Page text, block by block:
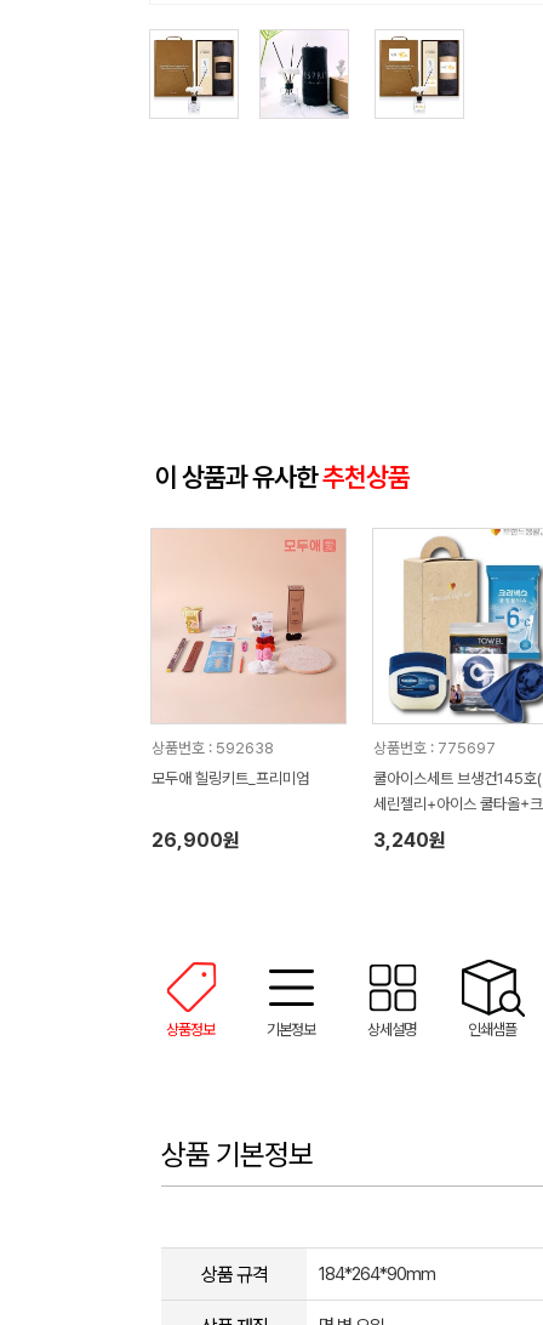
이 상품과 유사한추천상품
상품번호 : 592638
모두애 힐링키트_프리미엄
26,900원
상품번호 : 775697
쿨아이스세트 브생건145호
세린젤리+아이스 쿨타올+
넥스 쿨링물티슈)
3,240원
상품정보 기본정보 상세설명 인쇄샘플
상품 기본정보
상품 규격 184*264*90mm